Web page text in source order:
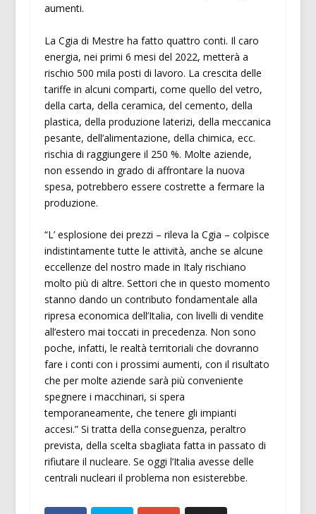
aumenti.
La Cgia di Mestre ha fatto quattro conti. Il caro
energia, nei primi 6 mesi del 2022, metterà a
rischio 500 mila posti di lavoro. La crescita delle
tariffe in alcuni comparti, come quello del vetro,
della carta, della ceramica, del cemento, della
plastica, della produzione laterizi, della meccanica
pesante, dell’alimentazione, della chimica, ecc.
rischia di raggiungere il 250 %. Molte aziende,
non essendo in grado di affrontare la nuova
spesa, potrebbero essere costrette a fermare la
produzione.
“L’ esplosione dei prezzi – rileva la Cgia – colpisce
indistintamente tutte le attività, anche se alcune
eccellenze del nostro made in Italy rischiano
molto più di altre. Settori che in questo momento
stanno dando un contributo fondamentale alla
ripresa economica dell’Italia, con livelli di vendite
all’estero mai toccati in precedenza. Non sono
poche, infatti, le realtà territoriali che dovranno
fare i conti con i prossimi aumenti, con il risultato
che per molte aziende sarà più conveniente
spegnere i macchinari, si spera
temporaneamente, che tenere gli impianti
accesi.” Si tratta della conseguenza, peraltro
prevista, della scelta sbagliata fatta in passato di
rifiutare il nucleare. Se oggi l’Italia avesse delle
centrali nucleari il problema non esisterebbe.